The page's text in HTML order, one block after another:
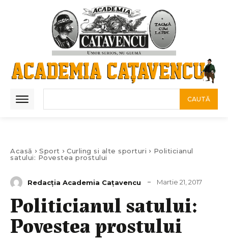
CAUTĂ
Acasă Sport Curling si alte sporturi
Politicianul
satului: Povestea prostului
Redacția Academia Cațavencu Martie 21, 2017
Politicianul satului:
Povestea prostului